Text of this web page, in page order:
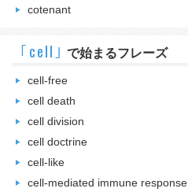
cotenant
｢cell｣ で始まるフレーズ
cell-free
cell death
cell division
cell doctrine
cell-like
cell-mediated immune response